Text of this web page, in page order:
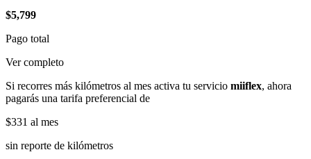
$5,799
Pago total
Ver completo
Si recorres más kilómetros al mes activa tu servicio miiflex, ahora
pagarás una tarifa preferencial de
$331 al mes
sin reporte de kilómetros